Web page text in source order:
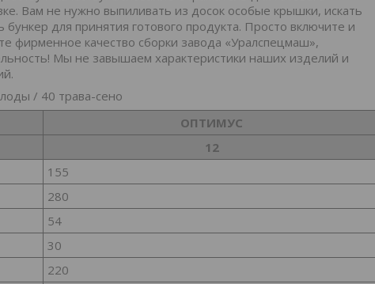
Вам не нужно выпиливать из досок особые крышки, искать
для принятия готового продукта. Просто включите и
фирменное качество сборки завода «Уралспецмаш»,
Мы не завышаем характеристики наших изделий и
/ 40 трава-сено
ОПТИМУС
12
155
280
54
30
220